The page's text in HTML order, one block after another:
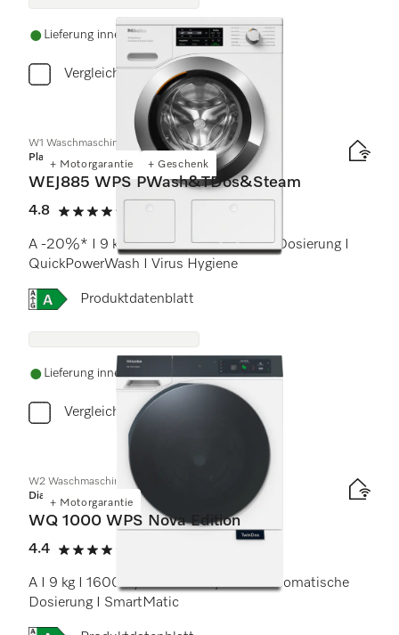
Lieferung innerhalb von 5-7 Werktagen
Vergleichen
+ Motorgarantie + Geschenk
W1 Waschmaschine Frontlader:
Platinum
WEJ885 WPS PWash&TDos&Steam
4.8
4.8 von 5 Sternen
A -20%* I 9 kg I 1600 U/min I Autom. Dosierung I
QuickPowerWash I Virus Hygiene
Onlinelabel Image, Energielabel
Produktdatenblatt
Lieferung innerhalb von 5-7 Werktagen
Vergleichen
+ Motorgarantie
W2 Waschmaschine Frontlader
Diamond
WQ 1000 WPS Nova Edition
4.4
4.4 von 5 Sternen
A I 9 kg I 1600 U/min I InfinityCare I Automatische
Dosierung I SmartMatic